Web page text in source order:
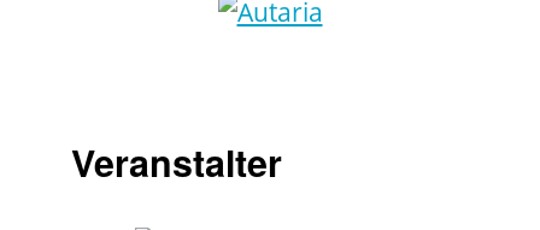
Veranstalter